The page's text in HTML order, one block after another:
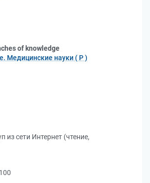
of knowledge
Медицинские науки ( Р )
из сети Интернет (чтение,